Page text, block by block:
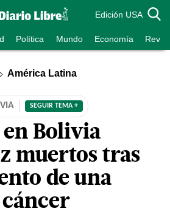
Edición USA
Política Mundo Economía
América Latina
SEGUIR TEMA +
en Bolivia
muertos tras
de una